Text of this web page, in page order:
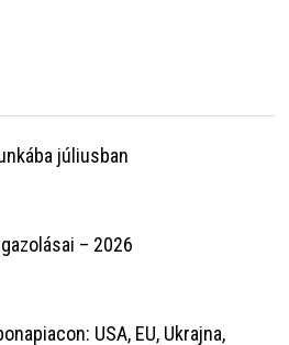
júliusban
– 2026
USA, EU, Ukrajna,